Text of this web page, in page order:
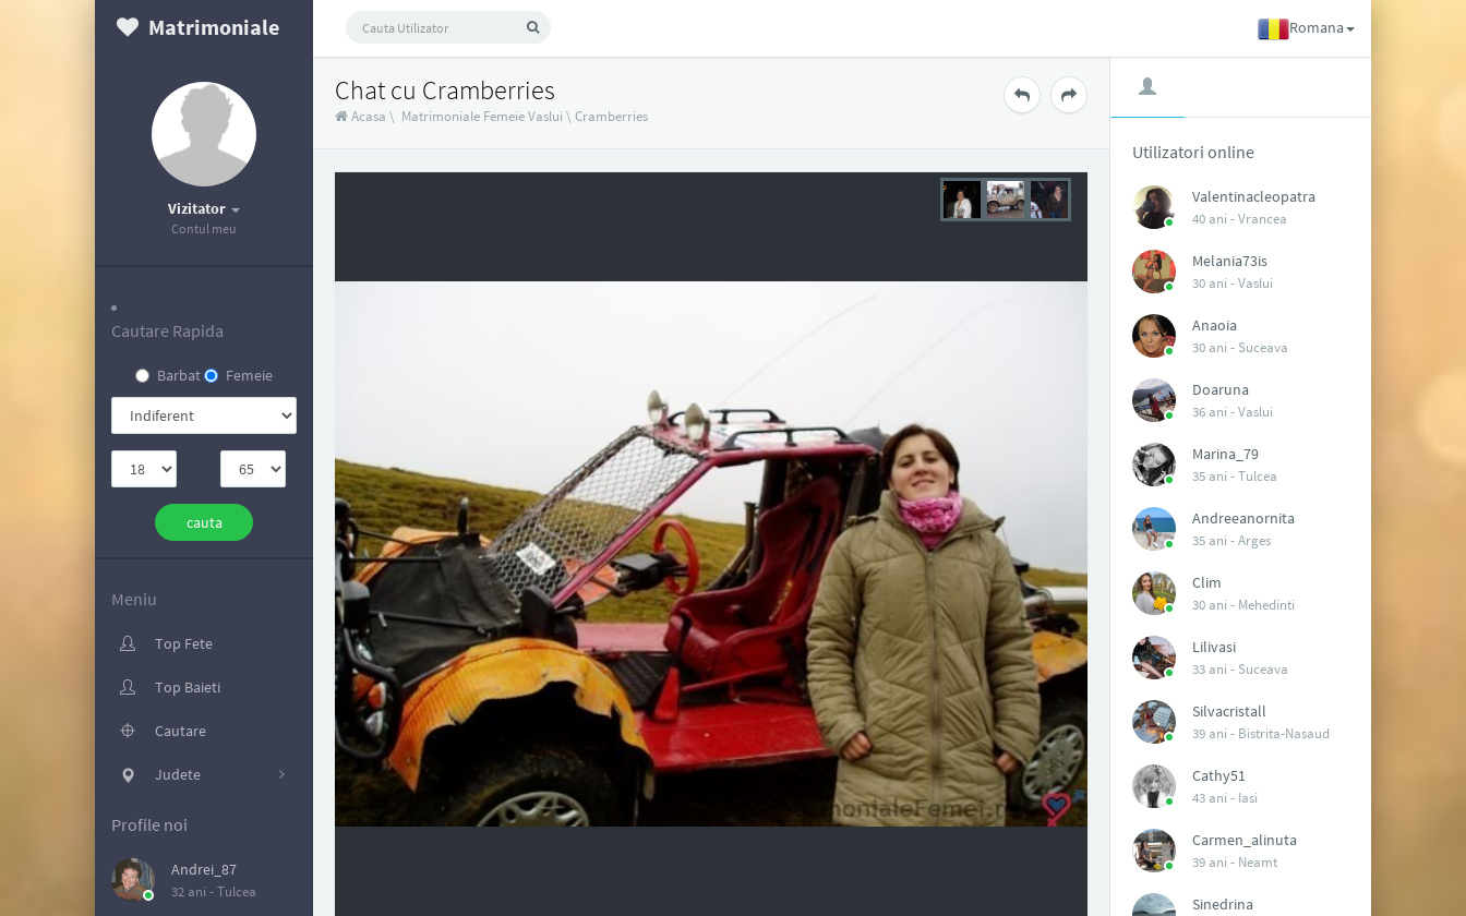
Matrimoniale Romana
Vizitator
Contul meu
Cautare Rapida
Barbat Femeie
Meniu
Top Fete
Top Baieti
Cautare
Judete
Profile noi
Andrei_87
32 ani -Tulcea
Chat cu Cramberries
Acasa \ Matrimoniale Femeie Vaslui \ Cramberries
Utilizatori online
Valentinacleopatra
40 ani -Vrancea
Melania73is
30 ani -Vaslui
Anaoia
30 ani - Suceava
Doaruna
36 ani -Vaslui
Marina_79
35 ani -Tulcea
Andreeanornita
35 ani -Arges
Clim
30 ani - Mehedinti
Lilivasi
33 ani - Suceava
Silvacristall
39 ani - Bistrita-Nasaud
Cathy51
43 ani - Iasi
Carmen_alinuta
39 ani - Neamt
Sinedrina